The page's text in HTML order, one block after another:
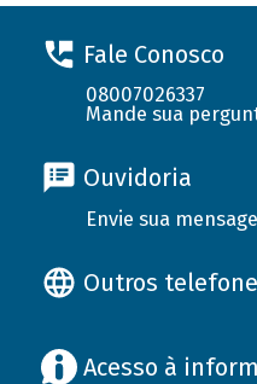
Fale Conosco
08007026337
Mande sua
Ouvidoria
Envie sua
Outros
Acesso à